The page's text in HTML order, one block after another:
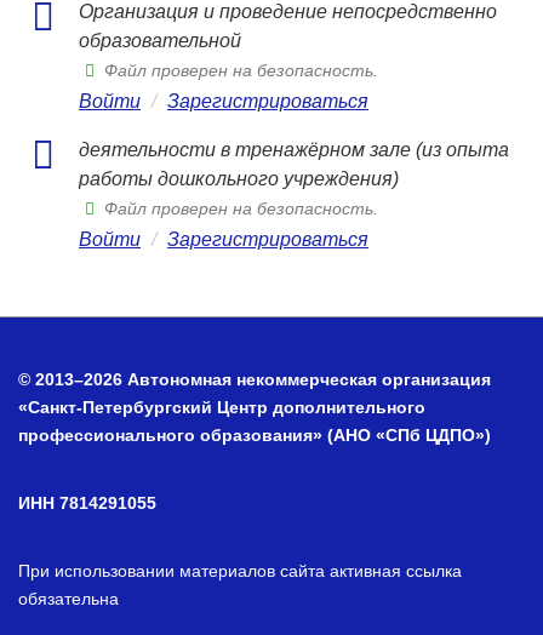
Организация и проведение непосредственно
образовательной
Файл проверен на безопасность.
Войти / Зарегистрироваться
деятельности в тренажёрном зале (из опыта
работы дошкольного учреждения)
Файл проверен на безопасность.
Войти / Зарегистрироваться
© 2013–2026 Автономная некоммерческая организация
«Санкт-Петербургский Центр дополнительного
профессионального образования» (АНО «СПб ЦДПО»)
ИНН 7814291055
При использовании материалов сайта активная ссылка
обязательна